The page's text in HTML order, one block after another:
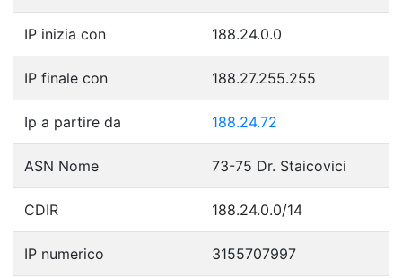
IP inizia con 188.24.0.0
IP finale con 188.27.255.255
Ip a partire da 188.24.72
ASN Nome 73-75 Dr. Staicovici
CDIR 188.24.0.0/14
IP numerico 3155707997